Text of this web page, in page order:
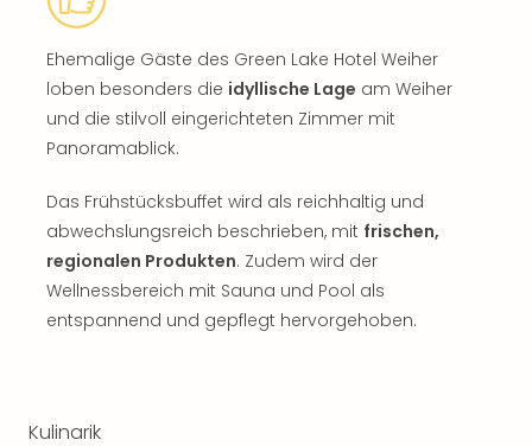
Ehemalige Gäste des Green Lake Hotel Weiher
loben besonders die idyllische Lage am Weiher
und die stilvoll eingerichteten Zimmer mit
Panoramablick.
Das Frühstücksbuffet wird als reichhaltig und
abwechslungsreich beschrieben, mit frischen,
regionalen Produkten. Zudem wird der
Wellnessbereich mit Sauna und Pool als
entspannend und gepflegt hervorgehoben.
Kulinarik